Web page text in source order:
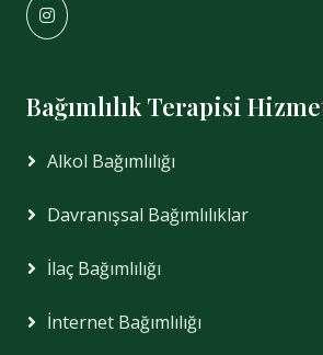
Bağımlılık Terapisi
Alkol Bağımlılığı
Davranışsal Bağımlılıklar
İlaç Bağımlılığı
İnternet Bağımlılığı